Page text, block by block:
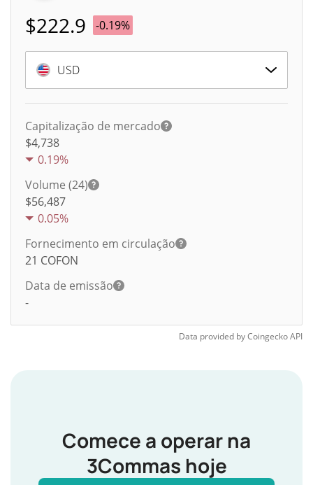
$222.9 -0.19%
USD
Capitalização de mercado
$4,738
0.19%
Volume (24)
$56,487
0.05%
Fornecimento em circulação
21 COFON
Data de emissão
-
Data provided byCoingeckoAPI
Comece a operar na
3Commas hoje